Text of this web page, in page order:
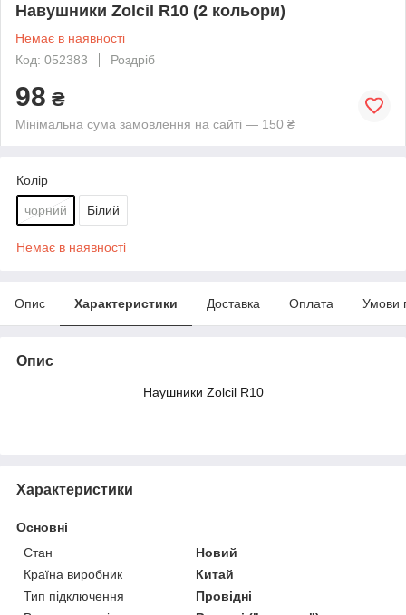
Навушники Zolcil R10 (2 кольори)
Немає в наявності
Код: 052383
Роздріб
98 ₴
Мінімальна сума замовлення на сайті — 150 ₴
Колір
чорний Білий
Немає в наявності
Опис Характеристики Доставка Оплата Умови
Опис
Наушники Zolcil R10
Характеристики
Основні
Стан
Новий
Країна виробник
Китай
Тип підключення
Провідні